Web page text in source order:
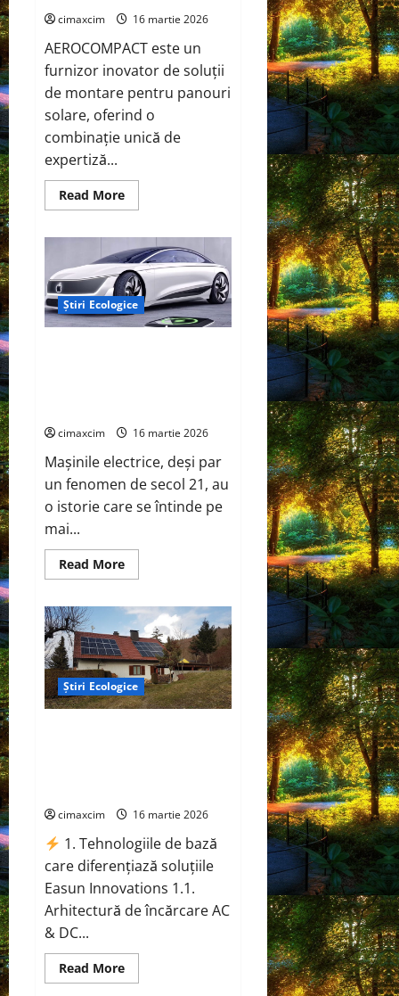
cimaxcim 16 martie 2026
AEROCOMPACT este un
furnizor inovator de soluții
de montare pentru panouri
solare, oferind o
combinație unică de
expertiză...
Read MoreRead
more
lansat
o
extensie
pentru
sistemul
său
de
Știri Ecologice
cimaxcim 16 martie 2026
Mașinile electrice, deși par
un fenomen de secol 21, au
o istorie care se întinde pe
mai...
Read MoreRead
more
electrice,
de
la
experimente
de
laborator
la
opțiuni
viabile
Știri Ecologice
cimaxcim 16 martie 2026
1. Tehnologiile de bază
care diferențiază soluțiile
Easun Innovations 1.1.
Arhitectură de încărcare AC
& DC...
Read MoreRead
more